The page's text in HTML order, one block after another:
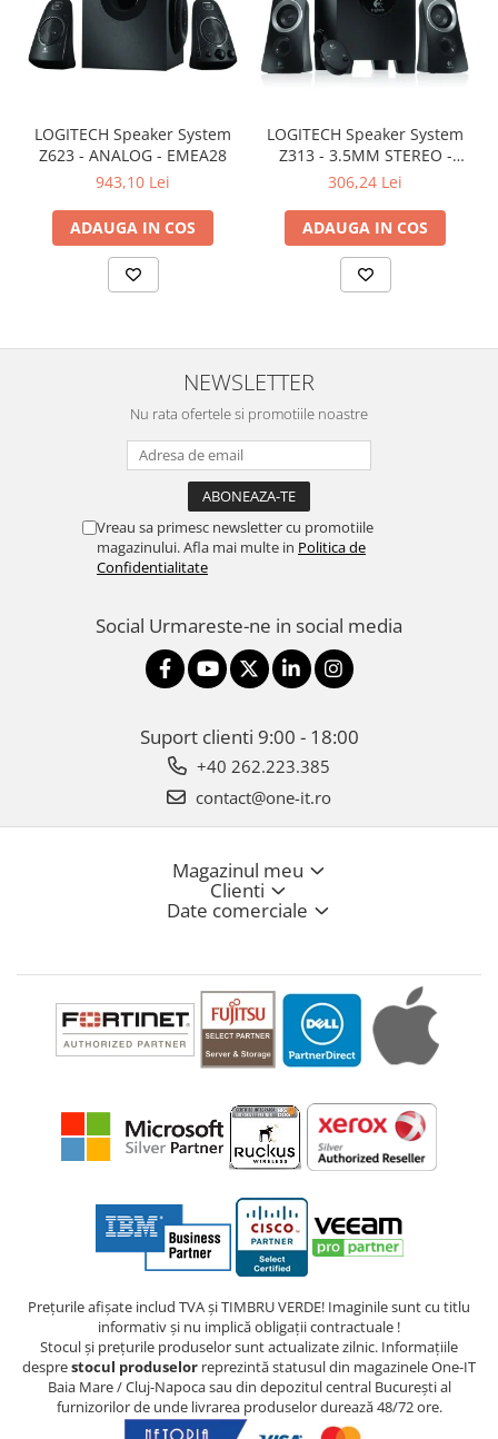
LOGITECH Speaker System
Z623 - ANALOG - EMEA28
943,10 Lei
ADAUGA IN COS
LOGITECH Speaker System
Z313 - 3.5MM STEREO -
EMEA
306,24 Lei
ADAUGA IN COS
NEWSLETTER
Nu rata ofertele si promotiile noastre
Vreau sa primesc newsletter cu promotiile
magazinului. Afla mai multe in Politica de
Confidentialitate
Social Urmareste-ne in social media
Suport clienti 9:00 - 18:00
+40 262.223.385
contact@one-it.ro
Magazinul meu
Clienti
Date comerciale
Prețurile afișate includ TVA și TIMBRU VERDE! Imaginile sunt cu titlu
informativ și nu implică obligații contractuale !
Stocul și prețurile produselor sunt actualizate zilnic. Informațiile
desprestocul produselor reprezintă statusul din magazinele One-IT
Baia Mare / Cluj-Napoca sau din depozitul central București al
furnizorilor de unde livrarea produselor durează 48/72 ore.